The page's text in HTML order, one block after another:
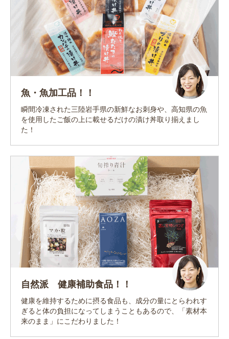
魚・魚加工品！！
瞬間冷凍された三陸岩手県の新鮮なお刺身や、高知県の魚
を使用したご飯の上に載せるだけの漬け丼取り揃えまし
た！
自然派 健康補助食品！！
健康を維持するために摂る食品も、成分の量にとらわれす
ぎると体の負担になってしまうこともあるので、「素材本
来のまま」にこだわりました！